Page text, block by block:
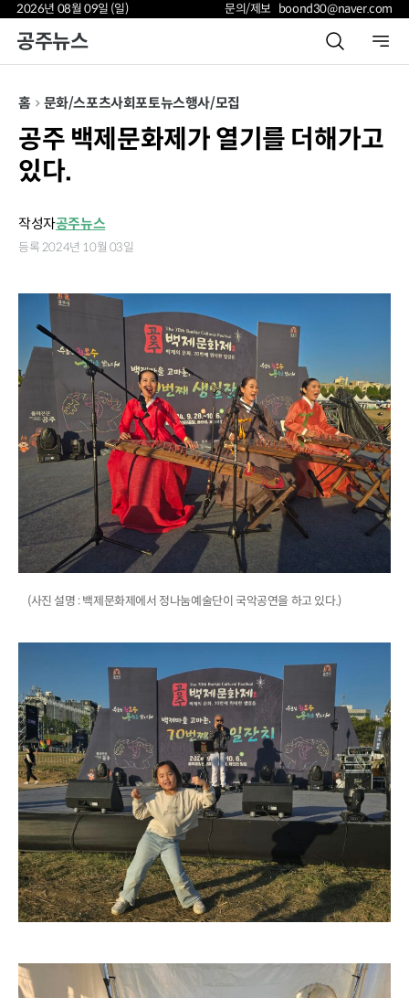
2026년 08월 09일 (일) 문의/제보 boond30@naver.com
공주뉴스
홈 문화/스포츠사회포토뉴스행사/모집
공주 백제문화제가 열기를 더해가고
있다.
작성자공주뉴스
등록 2024년 10월 03일
(사진 설명 : 백제문화제에서 정나눔예술단이 국악공연을 하고 있다.)